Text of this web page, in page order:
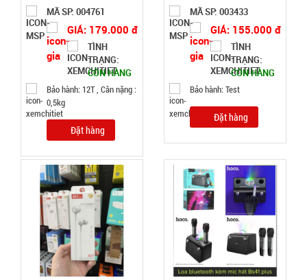
Air Cooler
Fan
004338
TRẠNG:
Cân nặng:
Đặt
hàng
MÃ SP: 004761
GIÁ: 179.000 đ
TÌNH
TRẠNG:
CÒN HÀNG
Bảo hành: 12T , Cân nặng :
0,5kg
Đặt hàng
MÃ SP: 003433
GIÁ: 155.000 đ
TÌNH
TRẠNG:
CÒN HÀNG
Bảo hành: Test
Đặt hàng